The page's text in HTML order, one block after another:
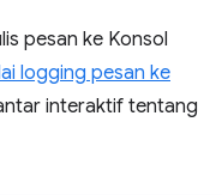
pesan ke Konsol
logging pesan ke
interaktif tentang